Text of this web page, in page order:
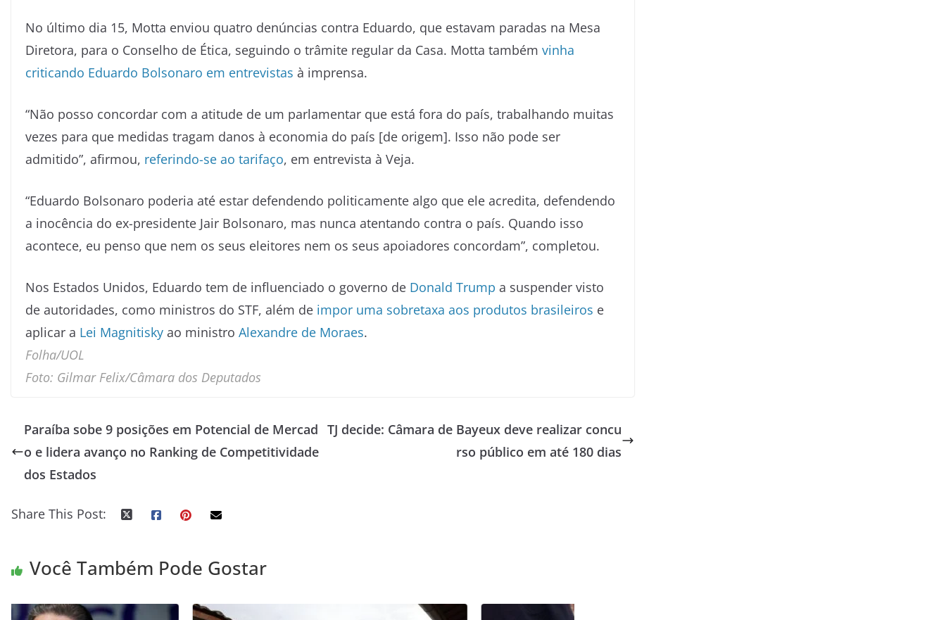
No último dia 15, Motta enviou quatro denúncias contra Eduardo, que estavam paradas na Mesa
Diretora, para o Conselho de Ética, seguindo o trâmite regular da Casa. Motta também vinha
criticando Eduardo Bolsonaro em entrevistas à imprensa.
“Não posso concordar com a atitude de um parlamentar que está fora do país, trabalhando muitas
vezes para que medidas tragam danos à economia do país [de origem]. Isso não pode ser
admitido”, afirmou, referindo-se ao tarifaço, em entrevista à Veja.
“Eduardo Bolsonaro poderia até estar defendendo politicamente algo que ele acredita, defendendo
a inocência do ex-presidente Jair Bolsonaro, mas nunca atentando contra o país. Quando isso
acontece, eu penso que nem os seus eleitores nem os seus apoiadores concordam”, completou.
Nos Estados Unidos, Eduardo tem de influenciado o governo de Donald Trump a suspender visto
de autoridades, como ministros do STF, além de impor uma sobretaxa aos produtos brasileiros e
aplicar a Lei Magnitisky ao ministro Alexandre de Moraes.
Folha/UOL
Foto: Gilmar Felix/Câmara dos Deputados
Paraíba sobe 9 posições em Potencial de Mercad
o e lidera avanço no Ranking de Competitividade
dos Estados
TJ decide: Câmara de Bayeux deve realizar concu
rso público em até 180 dias
Share This Post:
Você Também Pode Gostar